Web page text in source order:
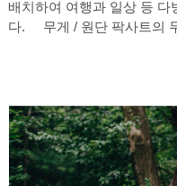
배치하여 여행과 일상 등 다
다. 무게 / 원단